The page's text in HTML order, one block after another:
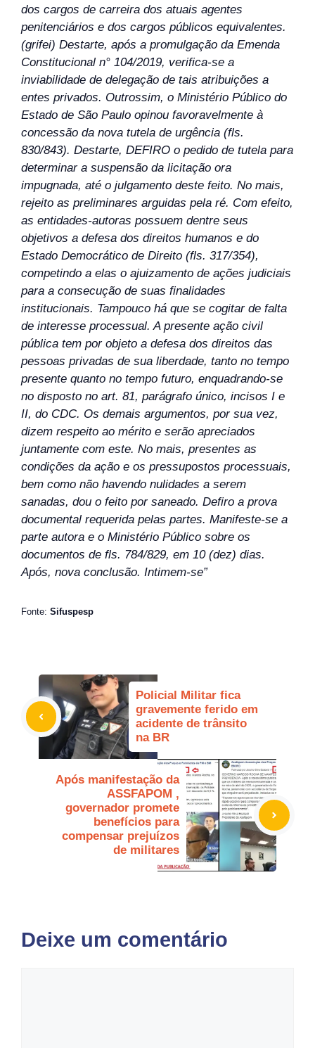
dos cargos de carreira dos atuais agentes
penitenciários e dos cargos públicos equivalentes.
(grifei) Destarte, após a promulgação da Emenda
Constitucional n° 104/2019, verifica-se a
inviabilidade de delegação de tais atribuições a
entes privados. Outrossim, o Ministério Público do
Estado de São Paulo opinou favoravelmente à
concessão da nova tutela de urgência (fls.
830/843). Destarte, DEFIRO o pedido de tutela para
determinar a suspensão da licitação ora
impugnada, até o julgamento deste feito. No mais,
rejeito as preliminares arguidas pela ré. Com efeito,
as entidades-autoras possuem dentre seus
objetivos a defesa dos direitos humanos e do
Estado Democrático de Direito (fls. 317/354),
competindo a elas o ajuizamento de ações judiciais
para a consecução de suas finalidades
institucionais. Tampouco há que se cogitar de falta
de interesse processual. A presente ação civil
pública tem por objeto a defesa dos direitos das
pessoas privadas de sua liberdade, tanto no tempo
presente quanto no tempo futuro, enquadrando-se
no disposto no art. 81, parágrafo único, incisos I e
II, do CDC. Os demais argumentos, por sua vez,
dizem respeito ao mérito e serão apreciados
juntamente com este. No mais, presentes as
condições da ação e os pressupostos processuais,
bem como não havendo nulidades a serem
sanadas, dou o feito por saneado. Defiro a prova
documental requerida pelas partes. Manifeste-se a
parte autora e o Ministério Público sobre os
documentos de fls. 784/829, em 10 (dez) dias.
Após, nova conclusão. Intimem-se”
Fonte: Sifuspesp
Policial Militar fica
gravemente ferido em
acidente de trânsito
na BR
Após manifestação da
ASSFAPOM ,
governador promete
benefícios para
compensar prejuízos
de militares
Deixe um comentário